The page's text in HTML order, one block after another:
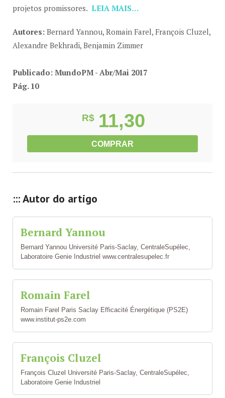
projetos promissores. LEIA MAIS…
Autores: Bernard Yannou, Romain Farel, François Cluzel,
Alexandre Bekhradi, Benjamin Zimmer
Publicado: MundoPM - Abr/Mai 2017
Pág. 10
R$ 11,30
COMPRAR
::: Autor do artigo
Bernard Yannou
Bernard Yannou Université Paris-Saclay, CentraleSupélec,
Laboratoire Genie Industriel www.centralesupelec.fr
Romain Farel
Romain Farel Paris Saclay Efficacité Énergétique (PS2E)
www.institut-ps2e.com
François Cluzel
François Cluzel Université Paris-Saclay, CentraleSupélec,
Laboratoire Genie Industriel